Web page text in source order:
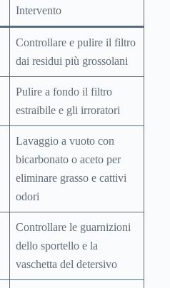
Intervento
Controllare e pulire il filtro
dai residui più grossolani
Pulire a fondo il filtro
estraibile e gli irroratori
Lavaggio a vuoto con
bicarbonato o aceto per
eliminare grasso e cattivi
odori
Controllare le guarnizioni
dello sportello e la
vaschetta del detersivo